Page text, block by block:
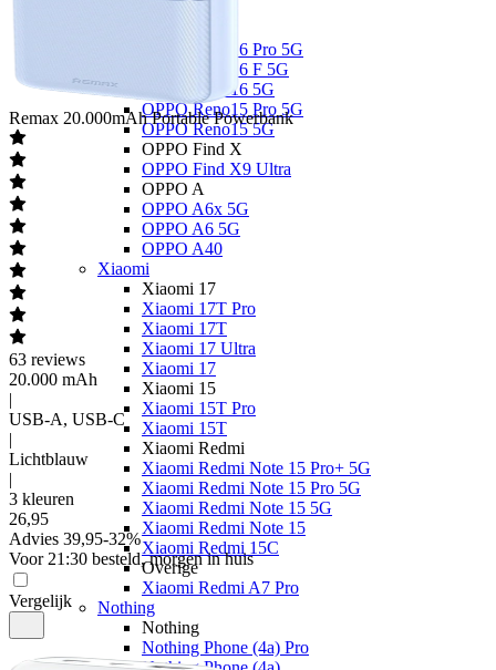
OPPO Reno16 Pro 5G
OPPO Reno16 F 5G
OPPO Reno16 5G
OPPO Reno15 Pro 5G
OPPO Reno15 5G
OPPO Find X
OPPO Find X9 Ultra
OPPO A
OPPO A6x 5G
OPPO A6 5G
OPPO A40
Xiaomi
Xiaomi 17
Xiaomi 17T Pro
Xiaomi 17T
Xiaomi 17 Ultra
Xiaomi 17
Xiaomi 15
Xiaomi 15T Pro
Xiaomi 15T
Xiaomi Redmi
Xiaomi Redmi Note 15 Pro+ 5G
Xiaomi Redmi Note 15 Pro 5G
Xiaomi Redmi Note 15 5G
Xiaomi Redmi Note 15
Xiaomi Redmi 15C
Overige
Xiaomi Redmi A7 Pro
Nothing
Nothing
Nothing Phone (4a) Pro
Remax 20.000mAh Portable Powerbank
63 reviews
20.000 mAh
|
USB-A, USB-C
|
Lichtblauw
|
3 kleuren
26,95
Advies 39,95-32%
Voor 21:30 besteld, morgen in huis
Vergelijk